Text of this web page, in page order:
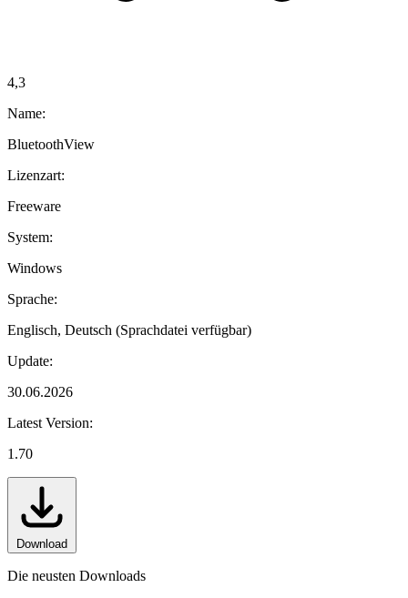
4,3
Name:
BluetoothView
Lizenzart:
Freeware
System:
Windows
Sprache:
Englisch, Deutsch (Sprachdatei verfügbar)
Update:
30.06.2026
Latest Version:
1.70
Download
Die neusten Downloads